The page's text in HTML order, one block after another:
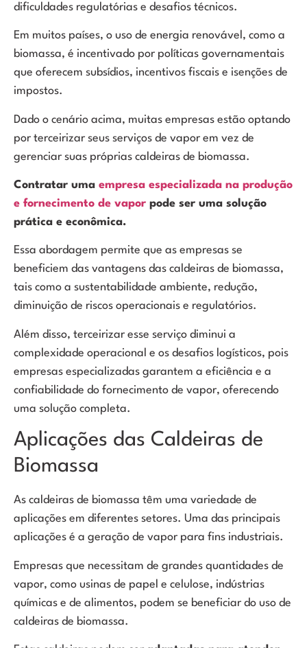
dificuldades regulatórias e desafios técnicos.
Em muitos países, o uso de energia renovável, como a
biomassa, é incentivado por políticas governamentais
que oferecem subsídios, incentivos fiscais e isenções de
impostos.
Dado o cenário acima, muitas empresas estão optando
por terceirizar seus serviços de vapor em vez de
gerenciar suas próprias caldeiras de biomassa.
Contratar uma empresa especializada na produção
e fornecimento de vapor pode ser uma solução
prática e econômica.
Essa abordagem permite que as empresas se
beneficiem das vantagens das caldeiras de biomassa,
tais como a sustentabilidade ambiente, redução,
diminuição de riscos operacionais e regulatórios.
Além disso, terceirizar esse serviço diminui a
complexidade operacional e os desafios logísticos, pois
empresas especializadas garantem a eficiência e a
confiabilidade do fornecimento de vapor, oferecendo
uma solução completa.
Aplicações das Caldeiras de
Biomassa
As caldeiras de biomassa têm uma variedade de
aplicações em diferentes setores. Uma das principais
aplicações é a geração de vapor para fins industriais.
Empresas que necessitam de grandes quantidades de
vapor, como usinas de papel e celulose, indústrias
químicas e de alimentos, podem se beneficiar do uso de
caldeiras de biomassa.